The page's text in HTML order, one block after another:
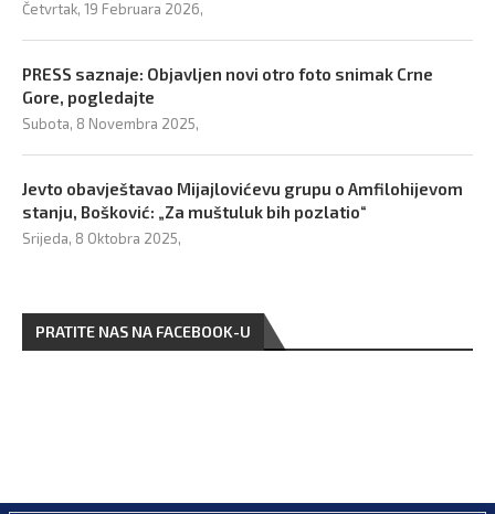
Četvrtak, 19 Februara 2026,
PRESS saznaje: Objavljen novi otro foto snimak Crne
Gore, pogledajte
Subota, 8 Novembra 2025,
Jevto obavještavao Mijajlovićevu grupu o Amfilohijevom
stanju, Bošković: „Za muštuluk bih pozlatio“
Srijeda, 8 Oktobra 2025,
PRATITE NAS NA FACEBOOK-U